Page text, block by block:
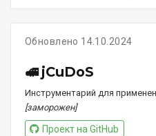
Обновлено 14.10.2024
🚅 jCuDoS
Инструментарий для
[заморожен]
Проект на GitHub